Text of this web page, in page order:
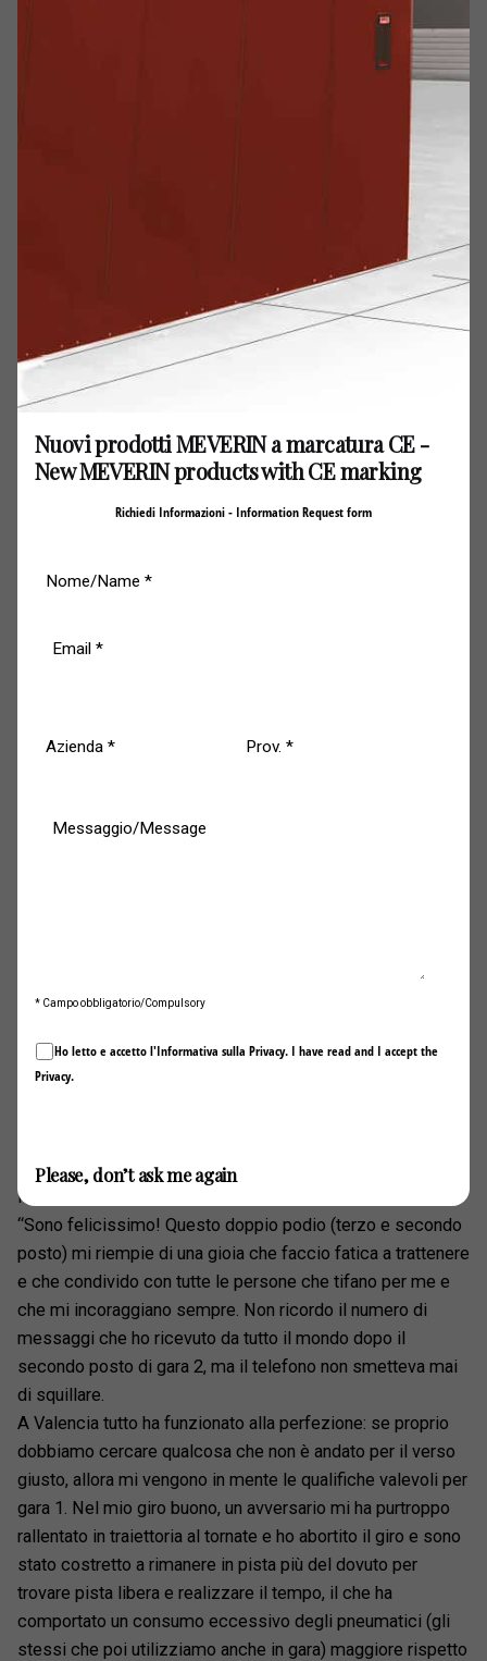
Pirelli, quella dei professionisti, è però già finito, tanto che
Mugelli è ora già al lavoro per preparare la prossima gara di
Misano (21/23 aprile), una pista su cui ha già raccolto
Max Mugelli
“Sono felicissimo! Questo doppio podio (terzo e secondo
posto) mi riempie di una gioia che faccio fatica a trattenere
e che condivido con tutte le persone che tifano per me e
che mi incoraggiano sempre. Non ricordo il numero di
messaggi che ho ricevuto da tutto il mondo dopo il
secondo posto di gara 2, ma il telefono non smetteva mai
di squillare.
A Valencia tutto ha funzionato alla perfezione: se proprio
dobbiamo cercare qualcosa che non è andato per il verso
giusto, allora mi vengono in mente le qualifiche valevoli per
gara 1. Nel mio giro buono, un avversario mi ha purtroppo
rallentato in traiettoria al tornate e ho abortito il giro e sono
stato costretto a rimanere in pista più del dovuto per
trovare pista libera e realizzare il tempo, il che ha
comportato un consumo eccessivo degli pneumatici (gli
stessi che poi utilizziamo anche in gara) maggiore rispetto
Nuovi prodotti MEVERIN a marcatura CE -
New MEVERIN products with CE marking
Richiedi Informazioni - Information Request form
* Campo obbligatorio/Compulsory
Ho letto e accetto l'Informativa sulla Privacy. I have read and I accept the
Privacy.
Please, don’t ask me again